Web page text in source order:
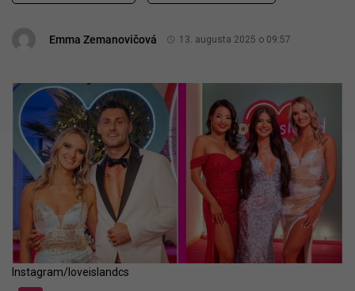
Emma Zemanovičová 13. augusta 2025 o 09:57
Instagram/loveislandcs